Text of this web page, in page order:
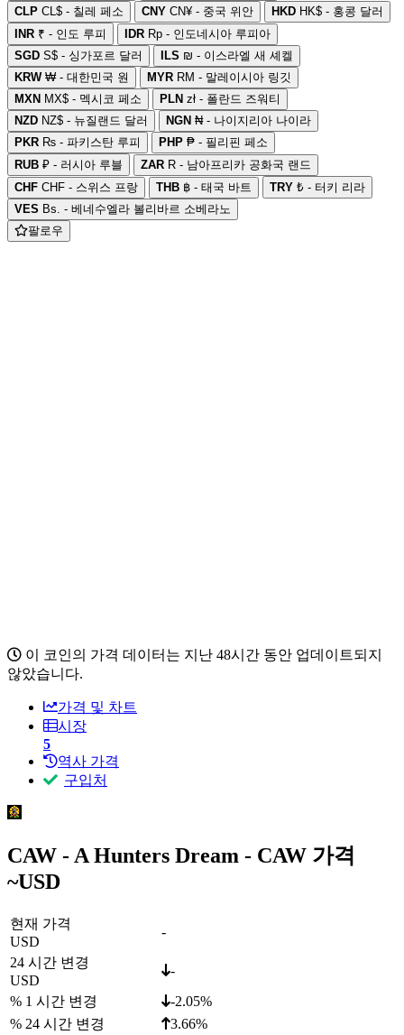
CLP CL$ - 칠레 페소 CNY CN¥ - 중국 위안 HKD HK$ - 홍콩 달러
INR ₹ - 인도 루피 IDR Rp - 인도네시아 루피아
SGD S$ - 싱가포르 달러 ILS ₪ - 이스라엘 새 셰켈
KRW₩ - 대한민국 원 MYR RM - 말레이시아 링깃
MXN MX$ - 멕시코 페소 PLN zł - 폴란드 즈워티
NZD NZ$ - 뉴질랜드 달러 NGN ₦ - 나이지리아 나이라
PKR ₨ - 파키스탄 루피 PHP ₱ - 필리핀 페소
RUB ₽ - 러시아 루블 ZAR R - 남아프리카 공화국 랜드
CHF CHF - 스위스 프랑 THB ฿ - 태국 바트 TRY ₺ - 터키 리라
VES Bs. - 베네수엘라 볼리바르 소베라노
팔로우
이 코인의 가격 데이터는 지난 48시간 동안 업데이트되지
않았습니다.
가격 및 차트
시장
5
역사 가격
구입처
CAW - A Hunters Dream - CAW 가격
~USD
현재 가격
USD
-
24 시간 변경
USD
-
% 1 시간 변경
-2.05%
% 24 시간 변경
3.66%